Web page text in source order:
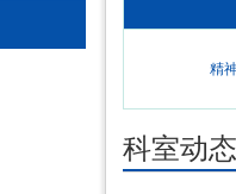
精
科室动态